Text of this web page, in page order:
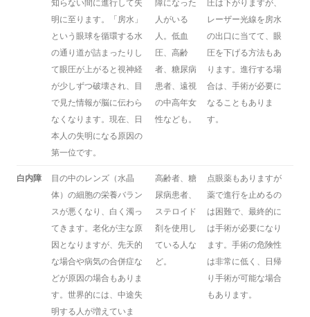
知らない間に進行して失
明に至ります。「房水」
という眼球を循環する水
の通り道が詰まったりし
て眼圧が上がると視神経
が少しずつ破壊され、目
で見た情報が脳に伝わら
なくなります。現在、日
本人の失明になる原因の
第一位です。
障になった
人がいる
人。低血
圧、高齢
者、糖尿病
患者、遠視
の中高年女
性なども。
圧は下がりますが、
レーザー光線を房水
の出口に当てて、眼
圧を下げる方法もあ
ります。進行する場
合は、手術が必要に
なることもありま
す。
白内障
目の中のレンズ（水晶
体）の細胞の栄養バラン
スが悪くなり、白く濁っ
てきます。老化が主な原
因となりますが、先天的
な場合や病気の合併症な
どが原因の場合もありま
す。世界的には、中途失
明する人が増えていま
高齢者、糖
尿病患者、
ステロイド
剤を使用し
ている人な
ど。
点眼薬もありますが
薬で進行を止めるの
は困難で、最終的に
は手術が必要になり
ます。手術の危険性
は非常に低く、日帰
り手術が可能な場合
もあります。